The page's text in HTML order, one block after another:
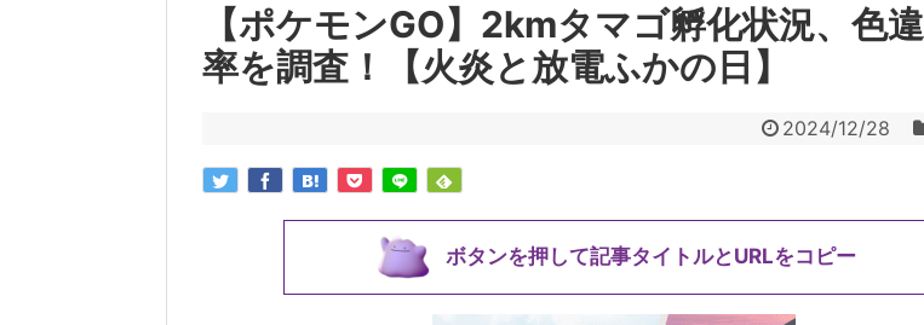
【ポケモンGO】2kmタマゴ孵化状況、色
率を調査！【火炎と放電ふかの日】
2024/12/28
ボタンを押して記事タイトルとURLをコピー